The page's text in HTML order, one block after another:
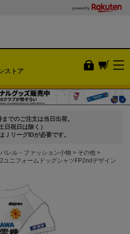
powered by
ストア
でのご注文は当日出荷。
土日祝日は除く）
ＪリーグIDが必要です。
レル・ファッション小物
その他
ニフォームドッグシャツFP2ndデザイン